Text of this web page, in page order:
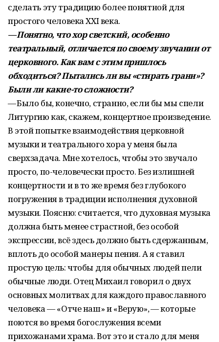
сделать эту традицию более понятной для
простого человека XXI века.
— Понятно, что хор светский, особенно
театральный, отличается по своему звучании от
церковного. Как вам с этим пришлось
обходиться? Пытались ли вы «стирать грани»?
Были ли какие-то сложности?
— Было бы, конечно, странно, если бы мы спели
Литургию как, скажем, концертное произведение.
В этой попытке взаимодействия церковной
музыки и театрального хора у меня была
сверхзадача. Мне хотелось, чтобы это звучало
просто, по-человечески просто. Без излишней
концертности и в то же время без глубокого
погружения в традиции исполнения духовной
музыки. Поясню: считается, что духовная музыка
должна быть менее страстной, без особой
экспрессии, всё здесь должно быть сдержанным,
вплоть до особой манеры пения. А я ставил
простую цель: чтобы для обычных людей пели
обычные люди. Отец Михаил говорил о двух
основных молитвах для каждого православного
человека — «Отче наш» и «Верую», — которые
поются во время богослужения всеми
прихожанами храма. Вот это и стало для меня